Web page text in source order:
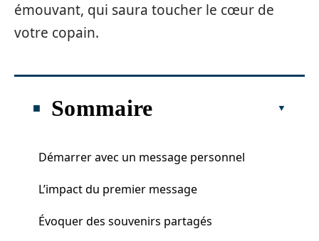
émouvant, qui saura toucher le cœur de
votre copain.
Sommaire
Démarrer avec un message personnel
L’impact du premier message
Évoquer des souvenirs partagés